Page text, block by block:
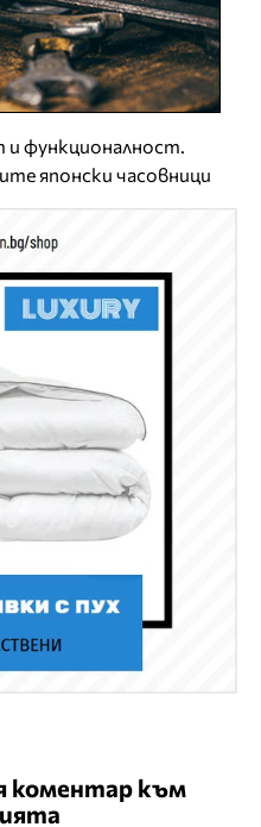
и функционалност.
японски часовници
коментар към